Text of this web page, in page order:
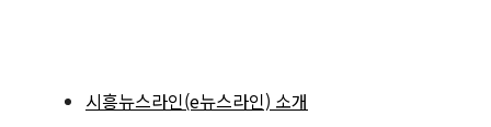
시흥뉴스라인(e뉴스라인) 소개